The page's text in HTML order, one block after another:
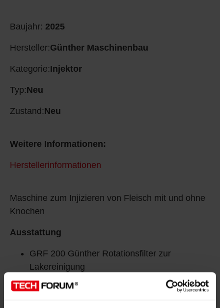
Maschine zum Injizieren von Fleisch mit und ohne
Knochen
Ausstattung
GRF 200 Günther Rotationsfilter zur
Lakereinigung
Arbeitsbreite 345mm
26 Nadeln mit 4mm
Baujahr: 2025
Hersteller:Günther Maschinenbau
Kategorie:Injektor
Typ:Neu
Zustand:Neu
Weitere Informationen:
Herstellerinformationen